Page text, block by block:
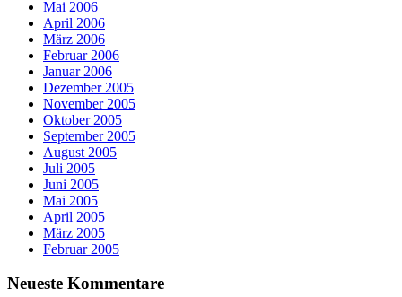
Mai 2006
April 2006
März 2006
Februar 2006
Januar 2006
Dezember 2005
November 2005
Oktober 2005
September 2005
August 2005
Juli 2005
Juni 2005
Mai 2005
April 2005
März 2005
Februar 2005
Neueste Kommentare